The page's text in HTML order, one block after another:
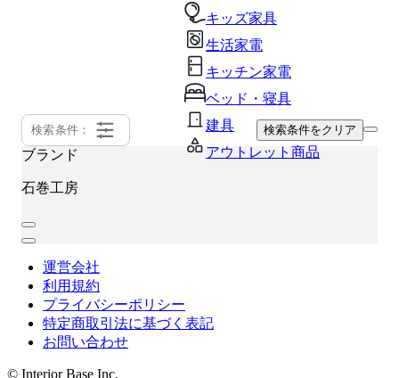
キッズ家具
生活家電
キッチン家電
ベッド・寝具
建具
アウトレット商品
検索条件： 検索条件をクリア
ブランド
石巻工房
運営会社
利用規約
プライバシーポリシー
特定商取引法に基づく表記
お問い合わせ
© Interior Base Inc.